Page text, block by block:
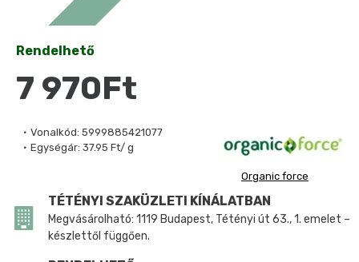
Vonalkód: 5999885421077
Egységár: 37.95 Ft/ g
Organic force
Rendelhető
7 970Ft
TÉTÉNYI SZAKÜZLETI KÍNÁLATBAN
Megvásárolható: 1119 Budapest, Tétényi út 63., 1. emelet –
készlettől függően.